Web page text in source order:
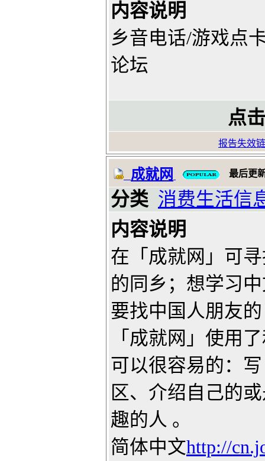
内容说明
乡音电话/游戏点
论坛
点
报告失效
成就网 最后更
分类 消费生活信
内容说明
在「成就网」可
的同乡；想学习
要找中国人朋友
「成就网」使用
可以很容易的：
区、介绍自己的
趣的人 。
简体中文http://